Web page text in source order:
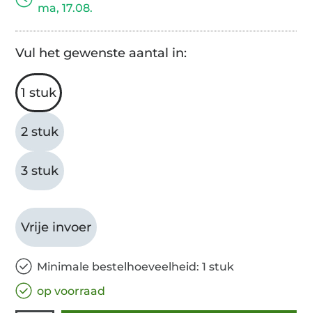
ma, 17.08.
Vul het gewenste aantal in:
1 stuk
2 stuk
3 stuk
Vrije invoer
Minimale bestelhoeveelheid: 1 stuk
op voorraad